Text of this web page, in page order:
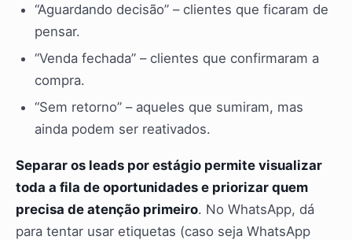
“Aguardando decisão” – clientes que ficaram de
pensar.
“Venda fechada” – clientes que confirmaram a
compra.
“Sem retorno” – aqueles que sumiram, mas
ainda podem ser reativados.
Separar os leads por estágio permite visualizar
toda a fila de oportunidades e priorizar quem
precisa de atenção primeiro. No WhatsApp, dá
para tentar usar etiquetas (caso seja WhatsApp